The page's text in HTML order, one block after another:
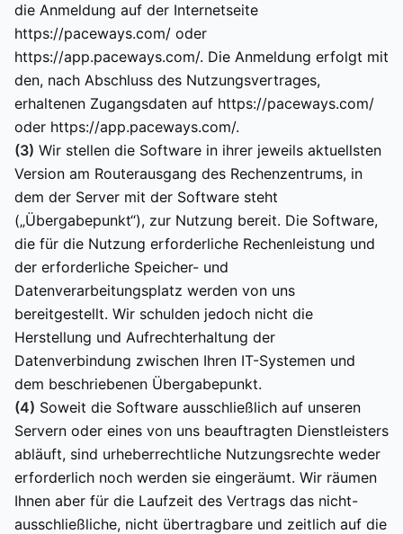
die Anmeldung auf der Internetseite
https://paceways.com/ oder
https://app.paceways.com/. Die Anmeldung erfolgt mit
den, nach Abschluss des Nutzungsvertrages,
erhaltenen Zugangsdaten auf https://paceways.com/
oder https://app.paceways.com/.
(3) Wir stellen die Software in ihrer jeweils aktuellsten
Version am Routerausgang des Rechenzentrums, in
dem der Server mit der Software steht
(„Übergabepunkt“), zur Nutzung bereit. Die Software,
die für die Nutzung erforderliche Rechenleistung und
der erforderliche Speicher- und
Datenverarbeitungsplatz werden von uns
bereitgestellt. Wir schulden jedoch nicht die
Herstellung und Aufrechterhaltung der
Datenverbindung zwischen Ihren IT-Systemen und
dem beschriebenen Übergabepunkt.
(4) Soweit die Software ausschließlich auf unseren
Servern oder eines von uns beauftragten Dienstleisters
abläuft, sind urheberrechtliche Nutzungsrechte weder
erforderlich noch werden sie eingeräumt. Wir räumen
Ihnen aber für die Laufzeit des Vertrags das nicht-
ausschließliche, nicht übertragbare und zeitlich auf die